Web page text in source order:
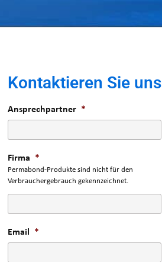
Kontaktieren Sie uns
Ansprechpartner *
Firma *
Permabond-Produkte sind nicht für den
Verbrauchergebrauch gekennzeichnet.
Email *